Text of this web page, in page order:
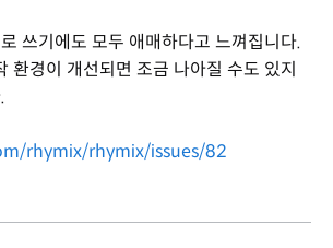
쓰기에도 모두 애매하다고 느껴집니다.
환경이 개선되면 조금 나아질 수도 있지
rhymix/rhymix/issues/82